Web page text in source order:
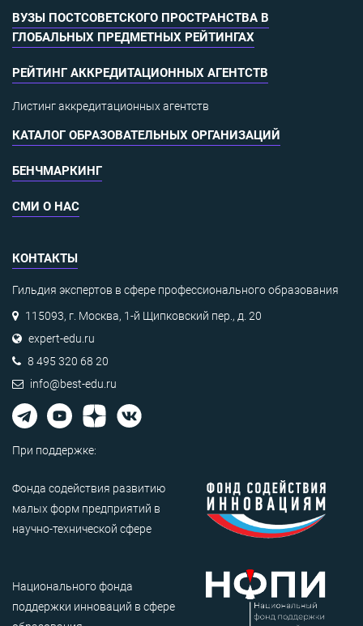
ВУЗЫ ПОСТСОВЕТСКОГО ПРОСТРАНСТВА В
ГЛОБАЛЬНЫХ ПРЕДМЕТНЫХ РЕЙТИНГАХ
РЕЙТИНГ АККРЕДИТАЦИОННЫХ АГЕНТСТВ
Листинг аккредитационных агентств
КАТАЛОГ ОБРАЗОВАТЕЛЬНЫХ ОРГАНИЗАЦИЙ
БЕНЧМАРКИНГ
СМИ О НАС
КОНТАКТЫ
Гильдия экспертов в сфере профессионального образования
115093, г. Москва, 1-й Щипковский пер., д. 20
expert-edu.ru
8 495 320 68 20
info@best-edu.ru
При поддержке:
Фонда содействия развитию
малых форм предприятий в
научно-технической сфере
Национального фонда
поддержки инноваций в сфере